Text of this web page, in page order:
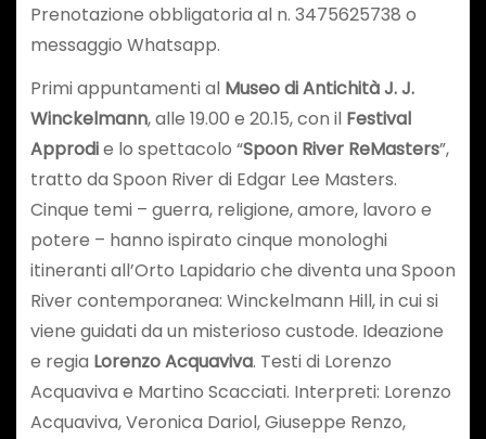
Prenotazione obbligatoria al n. 3475625738 o
messaggio Whatsapp.
Primi appuntamenti al Museo di Antichità J. J.
Winckelmann, alle 19.00 e 20.15, con il Festival
Approdie lo spettacolo “Spoon River ReMasters”,
tratto da Spoon River di Edgar Lee Masters.
Cinque temi – guerra, religione, amore, lavoro e
potere – hanno ispirato cinque monologhi
itineranti all’Orto Lapidario che diventa una Spoon
River contemporanea: Winckelmann Hill, in cui si
viene guidati da un misterioso custode. Ideazione
e regia Lorenzo Acquaviva. Testi di Lorenzo
Acquaviva e Martino Scacciati. Interpreti: Lorenzo
Acquaviva, Veronica Dariol, Giuseppe Renzo,